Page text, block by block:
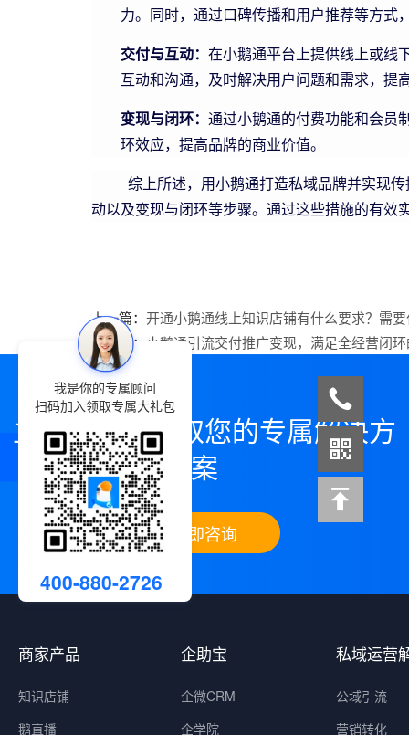
力。同时，通过口碑传播和用户推荐等方式
交付与互动： 在小鹅通平台上提供线上或线
互动和沟通，及时解决用户问题和需求，提
变现与闭环： 通过小鹅通的付费功能和会员
环效应，提高品牌的商业价值。
综上所述，用小鹅通打造私域品牌并实现传
动以及变现与闭环等步骤。通过这些措施的有效
上一篇： 开通小鹅通线上知识店铺有什么要求？需
下一篇： 小鹅通引流交付推广变现，满足全经营闭
立即咨询，领取您的专属解决方
案
立即咨询
商家产品
知识店铺
鹅直播
企助宝
企微CRM
企学院
私域运营
公域引流
营销转化
我是你的专属顾问
扫码加入领取专属大礼包
400-880-2726